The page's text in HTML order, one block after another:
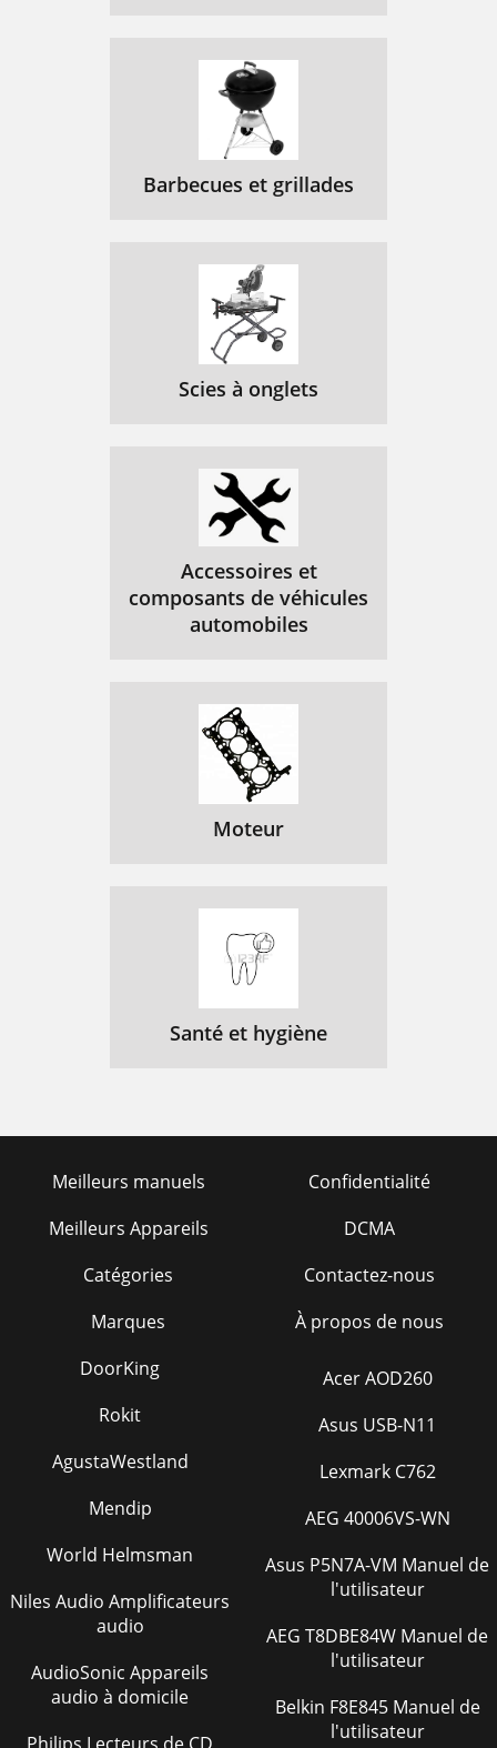
Barbecues et grillades
Scies à onglets
Accessoires et
composants de véhicules
automobiles
Moteur
Santé et hygiène
Meilleurs manuels
Meilleurs Appareils
Catégories
Marques
Confidentialité
DCMA
Contactez-nous
À propos de nous
DoorKing
Rokit
AgustaWestland
Mendip
World Helmsman
Niles Audio Amplificateurs
audio
AudioSonic Appareils
audio à domicile
Philips Lecteurs de CD
Acer AOD260
Asus USB-N11
Lexmark C762
AEG 40006VS-WN
Asus P5N7A-VM Manuel de
l'utilisateur
AEG T8DBE84W Manuel de
l'utilisateur
Belkin F8E845 Manuel de
l'utilisateur